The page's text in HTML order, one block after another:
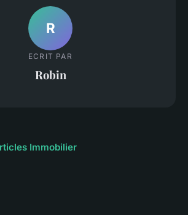
R
ECRIT PAR
Robin
Immobilier